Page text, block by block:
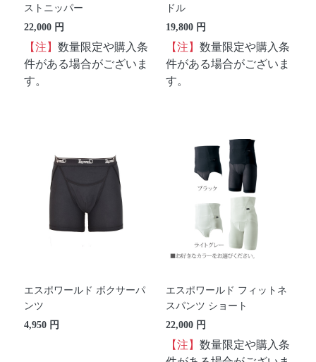
ストニッパー
22,000 円
【注】 数量限定や購入条
件がある場合がございま
す。
ドル
19,800 円
【注】数量限定や購入条
件がある場合がございま
す。
エスポワールド ボクサーパ
ンツ
4,950 円
エスポワールド フィットネ
スパンツ ショート
22,000 円
【注】数量限定や購入条